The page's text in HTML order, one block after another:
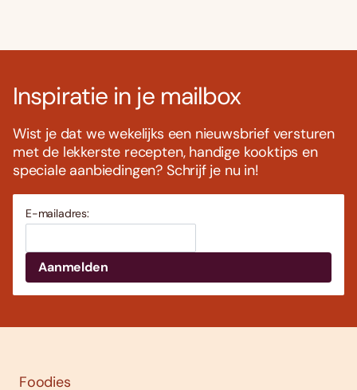
Inspiratie in je mailbox
Wist je dat we wekelijks een nieuwsbrief versturen
met de lekkerste recepten, handige kooktips en
speciale aanbiedingen? Schrijf je nu in!
E-mailadres:
Foodies